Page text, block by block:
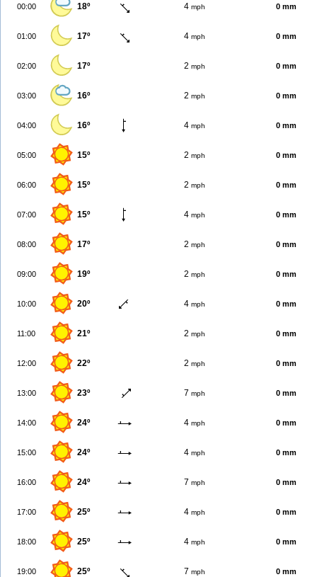
00:00 18º 4 mph 0 mm
01:00 17º 4 mph 0 mm
02:00 17º 2 mph 0 mm
03:00 16º 2 mph 0 mm
04:00 16º 4 mph 0 mm
05:00 15º 2 mph 0 mm
06:00 15º 2 mph 0 mm
07:00 15º 4 mph 0 mm
08:00 17º 2 mph 0 mm
09:00 19º 2 mph 0 mm
10:00 20º 4 mph 0 mm
11:00 21º 2 mph 0 mm
12:00 22º 2 mph 0 mm
13:00 23º 7 mph 0 mm
14:00 24º 4 mph 0 mm
15:00 24º 4 mph 0 mm
16:00 24º 7 mph 0 mm
17:00 25º 4 mph 0 mm
18:00 25º 4 mph 0 mm
19:00 25º 7 mph 0 mm